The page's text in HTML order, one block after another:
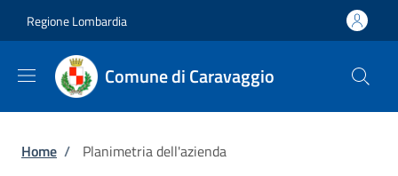
Regione Lombardia
Comune di Caravaggio
Briciole di pane
Home / Planimetria dell'azienda